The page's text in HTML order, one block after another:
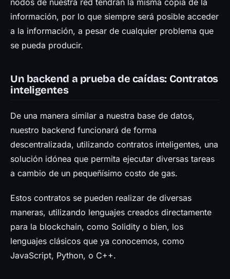
nodos de nuestra red tendrán la misma copia de la
información, por lo que siempre será posible acceder
a la información, a pesar de cualquier problema que
se pueda producir.
Un backend a prueba de caídas: Contratos
inteligentes
De una manera similar a nuestra base de datos,
nuestro backend funcionará de forma
descentralizada, utilizando contratos inteligentes, una
solución idónea que permita ejecutar diversas tareas
a cambio de un pequeñísimo costo de gas.
Estos contratos se pueden realizar de diversas
maneras, utilizando lenguajes creados directamente
para la blockchain, como Solidity o bien, los
lenguajes clásicos que ya conocemos, como
JavaScript, Python, o C++.